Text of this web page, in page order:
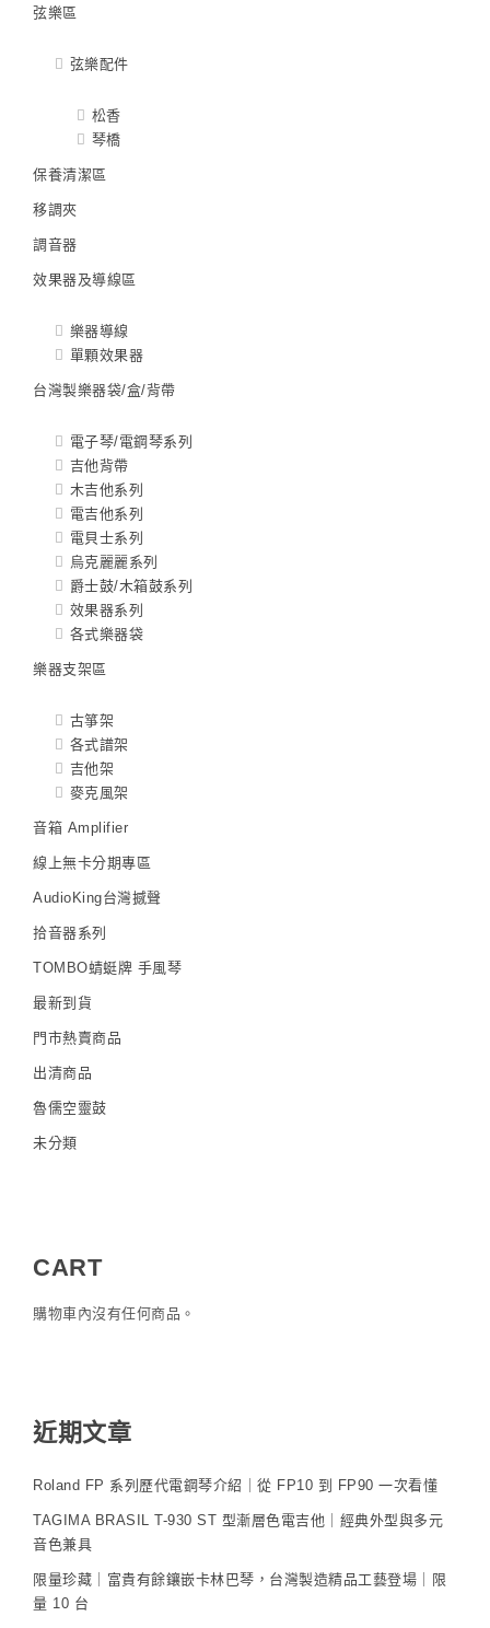
弦樂區
弦樂配件
松香
琴橋
保養清潔區
移調夾
調音器
效果器及導線區
樂器導線
單顆效果器
台灣製樂器袋/盒/背帶
電子琴/電鋼琴系列
吉他背帶
木吉他系列
電吉他系列
電貝士系列
烏克麗麗系列
爵士鼓/木箱鼓系列
效果器系列
各式樂器袋
樂器支架區
古箏架
各式譜架
吉他架
麥克風架
音箱 Amplifier
線上無卡分期專區
AudioKing台灣撼聲
拾音器系列
TOMBO蜻蜓牌 手風琴
最新到貨
門市熱賣商品
出清商品
魯儒空靈鼓
未分類
CART
購物車內沒有任何商品。
近期文章
Roland FP 系列歷代電鋼琴介紹｜從 FP10 到 FP90 一次看懂
TAGIMA BRASIL T-930 ST 型漸層色電吉他｜經典外型與多元
音色兼具
限量珍藏｜富貴有餘鑲嵌卡林巴琴，台灣製造精品工藝登場｜限
量 10 台